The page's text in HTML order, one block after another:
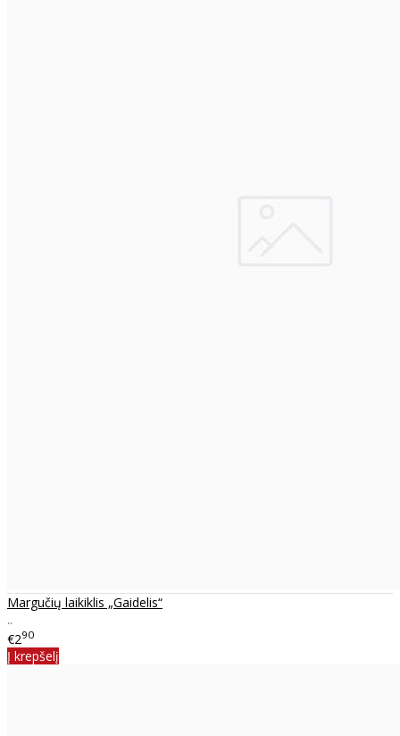
Margučių laikiklis „Gaidelis“
..
€290
Į krepšelį